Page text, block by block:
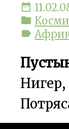
date_range
folder
label